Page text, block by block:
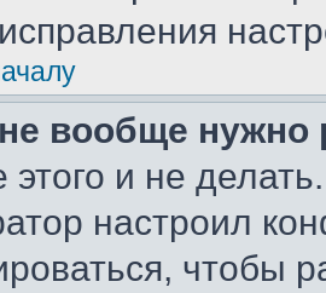
вообще нужно
и не
настроил
чтобы